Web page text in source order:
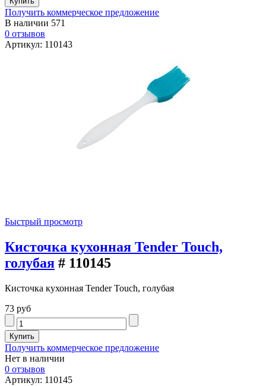
Получить коммерческое предложение
В наличии 571
0 отзывов
Артикул: 110143
Быстрый просмотр
Кисточка кухонная Tender Touch,
голубая # 110145
Кисточка кухонная Tender Touch, голубая
73 руб
Получить коммерческое предложение
Нет в наличии
0 отзывов
Артикул: 110145